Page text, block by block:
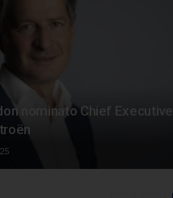
nominato Chief Executive